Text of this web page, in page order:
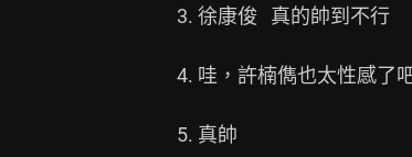
3. 徐康俊   真的帥到不行
4. 哇，許楠儁也太性感了
5. 真帥